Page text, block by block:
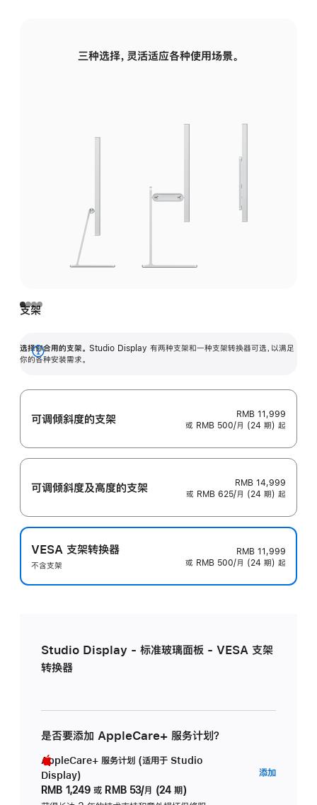
三种选择，灵活适应各种使用场景。
支架
选择你合用的支架。 Studio Display 有两种支架和一种支架转换器可选，以满足
你的各种安装需求。
展
可调倾斜度的支架
RMB 11,999
或 RMB 500/月 (24 期) 起
可调倾斜度及高‍度的支‍架
RMB 14,999
或 RMB 625/月 (24 期) 起
VESA 支架转换器
不含支架
RMB 11,999
或 RMB 500/月 (24 期) 起
Studio Display - 标准玻璃面板 - VESA 支架
转换器
是否要添加 AppleCare+ 服务计划？
AppleCare+ 服务计划 (适用于 Studio
Display)
RMB 1,249 或 RMB 53/月 (24 期)
添加